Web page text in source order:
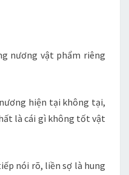
nương vật phẩm riêng
hiện tại không tại,
là cái gì không tốt vật
nói rõ, liền sợ là hung